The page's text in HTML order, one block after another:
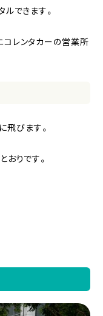
できます。
レンタカーの営業所
飛びます。
りです。